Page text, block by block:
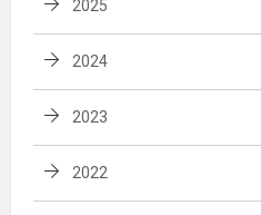
2025
2024
2023
2022